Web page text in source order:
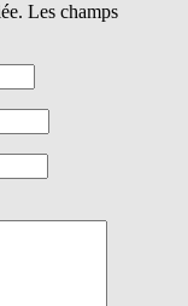
Les champs